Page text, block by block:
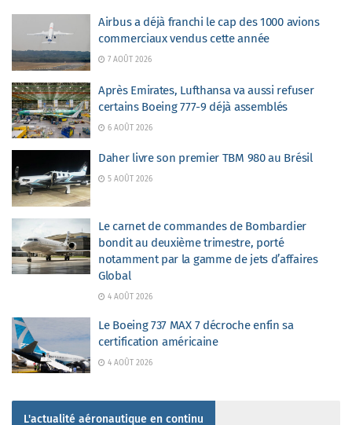
Airbus a déjà franchi le cap des 1000 avions
commerciaux vendus cette année
7 AOÛT 2026
Après Emirates, Lufthansa va aussi refuser
certains Boeing 777-9 déjà assemblés
6 AOÛT 2026
Daher livre son premier TBM 980 au Brésil
5 AOÛT 2026
Le carnet de commandes de Bombardier
bondit au deuxième trimestre, porté
notamment par la gamme de jets d’affaires
Global
4 AOÛT 2026
Le Boeing 737 MAX 7 décroche enfin sa
certification américaine
4 AOÛT 2026
L'actualité aéronautique en continu